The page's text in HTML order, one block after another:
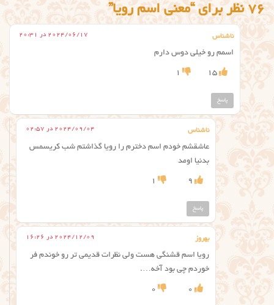
76 نظر برای “معنی اسم رویا”
ناشناس 2024/06/17 در 20:31
اسمم رو خیلی دوس دارم
15
1
پاسخ
ناشناس 2024/09/04 در 02:57
عاشقشم خودم اسم دخترم را رویا گذاشتم شب کریسمس
بدنيا اومد
9
1
پاسخ
بهروز 2024/12/09 در 16:26
رویا اسم قشنگی هست ولی نظرات قدیمی تر رو خوندم فر
خوردم چی بود آخه….
0
0